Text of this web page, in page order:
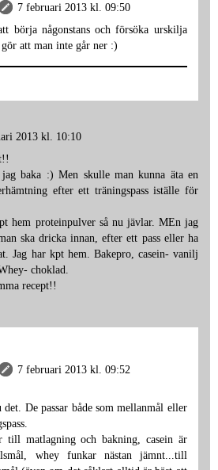
7 februari 2013 kl. 09:50
börja någonstans och försöka urskilja
att man inte går ner :)
2013 kl. 10:10
jag baka :) Men skulle man kunna äta en
efter ett träningspass iställe för
hem proteinpulver så nu jävlar. MEn jag
ska dricka innan, efter ett pass eller ha
Jag har kpt hem. Bakepro, casein- vanilj
choklad.
recept!!
7 februari 2013 kl. 09:52
De passar både som mellanmål eller
till matlagning och bakning, casein är
whey funkar nästan jämnt...till